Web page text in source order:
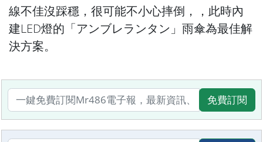
線不佳沒踩穩，很可能不小心摔倒，，此時內
建LED燈的「アンブレランタン」雨傘為最佳解
決方案。
免費訂閱